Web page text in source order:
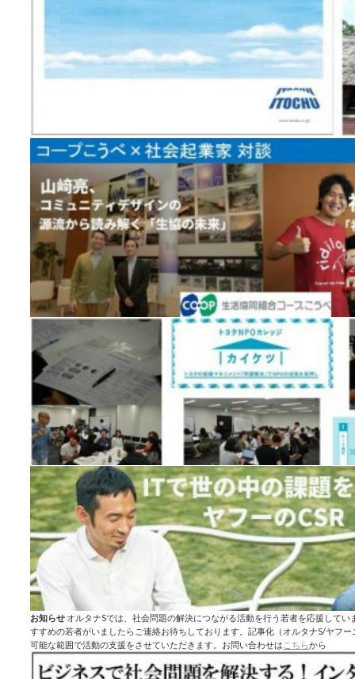
お知らせ オルタナSでは、社会問題の解決につながる活動を行う若者を応援して
すすめの若者がいましたらご連絡お待ちしております。記事化（オルタナS/ヤフ
可能な範囲で活動の支援をさせていただきます。お問い合わせは こちらから